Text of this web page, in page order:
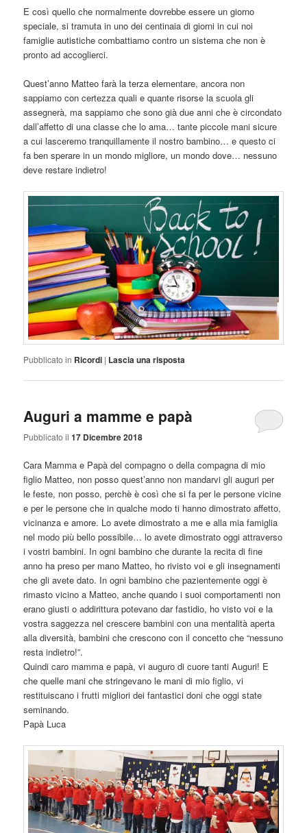
E così quello che normalmente dovrebbe essere un giorno
speciale, si tramuta in uno dei centinaia di giorni in cui noi
famiglie autistiche combattiamo contro un sistema che non è
pronto ad accoglierci.
Quest’anno Matteo farà la terza elementare, ancora non
sappiamo con certezza quali e quante risorse la scuola gli
assegnerà, ma sappiamo che sono già due anni che è circondato
dall’affetto di una classe che lo ama… tante piccole mani sicure
a cui lasceremo tranquillamente il nostro bambino… e questo ci
fa ben sperare in un mondo migliore, un mondo dove… nessuno
deve restare indietro!
Pubblicato in Ricordi | Lascia una risposta
Auguri a mamme e papà
Pubblicato il17 Dicembre 2018
Cara Mamma e Papà del compagno o della compagna di mio
figlio Matteo, non posso quest’anno non mandarvi gli auguri per
le feste, non posso, perchè è così che si fa per le persone vicine
e per le persone che in qualche modo ti hanno dimostrato affetto,
vicinanza e amore. Lo avete dimostrato a me e alla mia famiglia
nel modo più bello possibile… lo avete dimostrato oggi attraverso
i vostri bambini. In ogni bambino che durante la recita di fine
anno ha preso per mano Matteo, ho rivisto voi e gli insegnamenti
che gli avete dato. In ogni bambino che pazientemente oggi è
rimasto vicino a Matteo, anche quando i suoi comportamenti non
erano giusti o addirittura potevano dar fastidio, ho visto voi e la
vostra saggezza nel crescere bambini con una mentalità aperta
alla diversità, bambini che crescono con il concetto che “nessuno
resta indietro!”.
Quindi caro mamma e papà, vi auguro di cuore tanti Auguri! E
che quelle mani che stringevano le mani di mio figlio, vi
restituiscano i frutti migliori dei fantastici doni che oggi state
seminando.
Papà Luca